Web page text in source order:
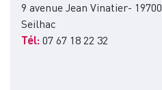
9 avenue Jean Vinatier- 19700
Seilhac
Tél: 07 67 18 22 32